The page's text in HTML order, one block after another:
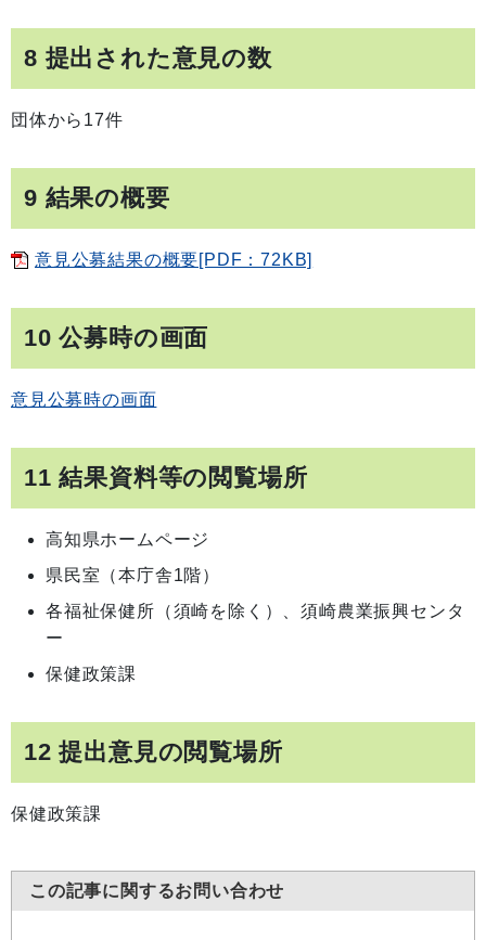
8 提出された意見の数
団体から17件
9 結果の概要
意見公募結果の概要[PDF：72KB]
10 公募時の画面
意見公募時の画面
11 結果資料等の閲覧場所
高知県ホームページ
県民室（本庁舎1階）
各福祉保健所（須崎を除く）、須崎農業振興センタ
ー
保健政策課
12 提出意見の閲覧場所
保健政策課
この記事に関するお問い合わせ